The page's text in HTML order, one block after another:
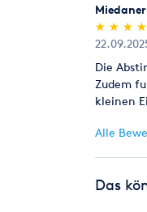
(*)
★
★
(*) ★
★
(*) ★
★
(*) ★
★
(*)
Die
Zudem
kleinen
Alle
Das